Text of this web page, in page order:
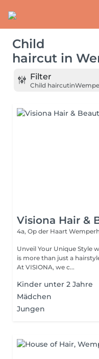
Child
haircut in
Filter
Child haircutin
Visiona Hair &
4a, Op der Haart
Unveil Your Unique Style with Passion and Elegance! Your hair
is more than just a hairstyle it's a reflection of your
At VISIONA, we c...
Kinder unter 2 Jahre
Mädchen
Jungen